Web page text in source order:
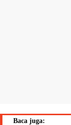
Baca juga: